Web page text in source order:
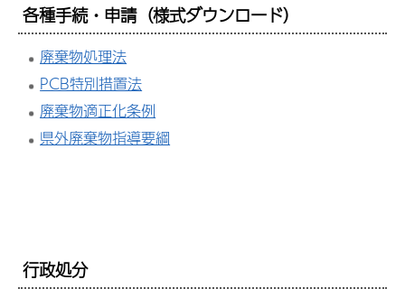
各種手続・申請（様式ダウンロード）
廃棄物処理法
PCB特別措置法
廃棄物適正化条例
県外廃棄物指導要綱
行政処分